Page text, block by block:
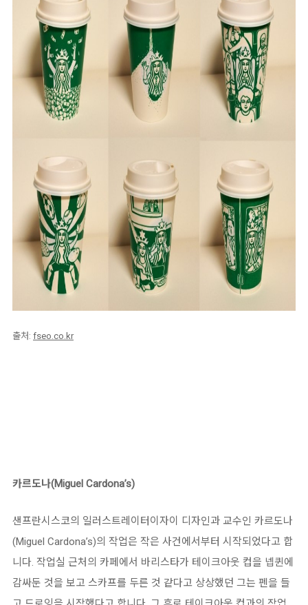
출처: fseo.co.kr
카르도나(Miguel Cardona’s)
샌프란시스코의 일러스트레이터이자이 디자인과 교수인 카르도나
(Miguel Cardona’s)의 작업은 작은 사건에서부터 시작되었다고 합
니다. 작업실 근처의 카페에서 바리스타가 테이크아웃 컵을 넵퀸에
감싸둔 것을 보고 스카프를 두른 것 같다고 상상했던 그는 펜을 들